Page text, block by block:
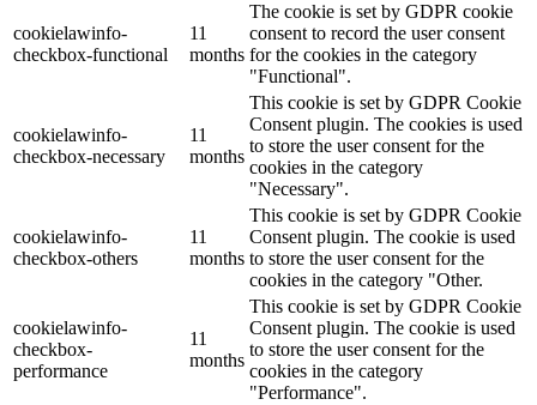
cookielawinfo-
checkbox-functional
11
months
The cookie is set by GDPR cookie
consent to record the user consent
for the cookies in the category
"Functional".
cookielawinfo-
checkbox-necessary
11
months
This cookie is set by GDPR Cookie
Consent plugin. The cookies is used
to store the user consent for the
cookies in the category
"Necessary".
cookielawinfo-
checkbox-others
11
months
This cookie is set by GDPR Cookie
Consent plugin. The cookie is used
to store the user consent for the
cookies in the category "Other.
cookielawinfo-
checkbox-
performance
11
months
This cookie is set by GDPR Cookie
Consent plugin. The cookie is used
to store the user consent for the
cookies in the category
"Performance".